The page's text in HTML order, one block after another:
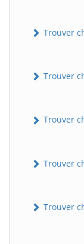
Trouver
Trouver
Trouver
Trouver
Trouver